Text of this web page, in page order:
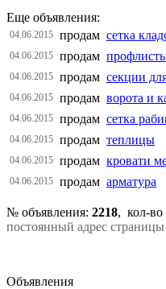
Еще объявления:
04.06.2015 продам сетка
04.06.2015 продам
04.06.2015 продам секции
04.06.2015 продам ворота и
04.06.2015 продам сетка
04.06.2015 продам теплицы
04.06.2015 продам кровати
04.06.2015 продам арматура
№ объявления: 2218, кол-во
постоянный адрес
Объявления